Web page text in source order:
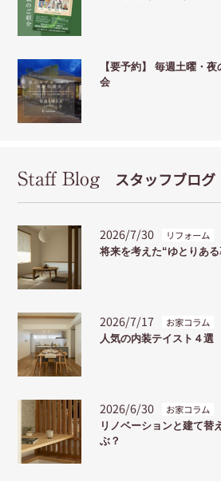
【要予約】 毎週土曜・
会
Staff Blog スタッフブログ
2026/7/30 リフォーム
将来を考えた“ゆとりあ
2026/7/17 お家コラム
人気の内装テイスト４選
2026/6/30 お家コラム
リノベーションと建て替
ぶ？